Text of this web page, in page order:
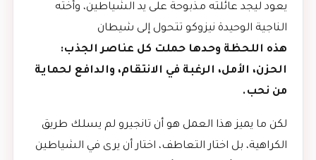
يعود ليجد عائلته مذبوحة على يد الشياطين، وأخته
الناجية الوحيدة نيزوكو تتحول إلى شيطان
هذه اللحظة وحدها حملت كل عناصر الجذب:
الحزن، الأمل، الرغبة في الانتقام، والدافع لحماية
من نحب.
لكن ما يميز هذا العمل هو أن تانجيرو لم يسلك طريق
الكراهية، بل اختار التعاطف، اختار أن يرى في الشياطين